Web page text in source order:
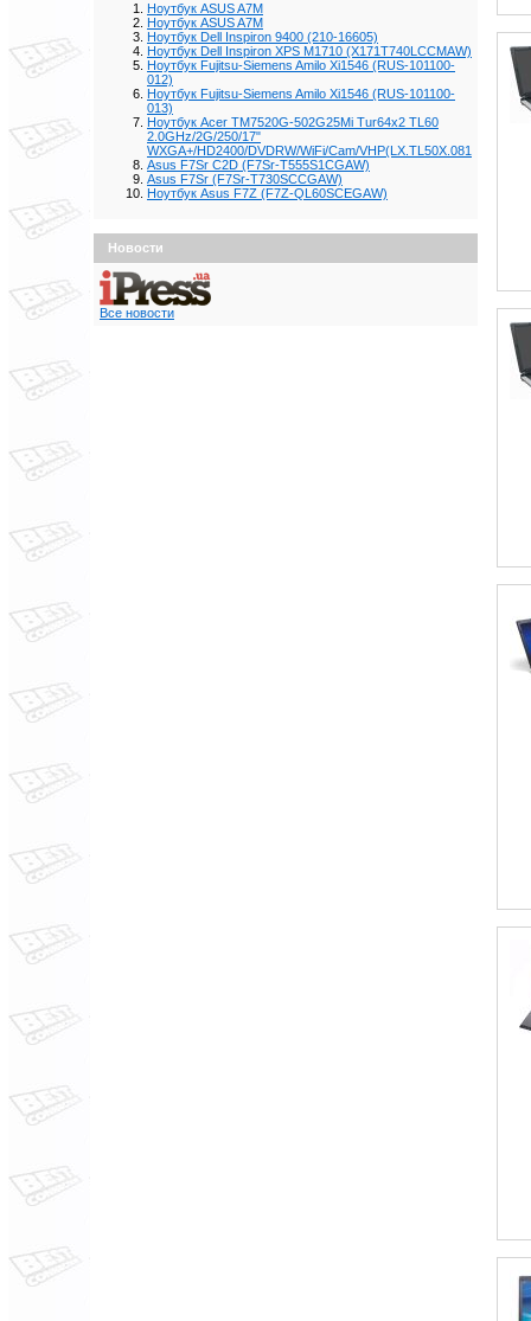
Ноутбук ASUS A7M
Ноутбук ASUS A7M
Ноутбук Dell Inspiron 9400 (210-16605)
Ноутбук Dell Inspiron XPS M1710 (X171T740LCCMAW)
Ноутбук Fujitsu-Siemens Amilo Xi1546 (RUS-101100-
012)
Ноутбук Fujitsu-Siemens Amilo Xi1546 (RUS-101100-
013)
Ноутбук Acer TM7520G-502G25Mi Tur64x2 TL60
2.0GHz/2G/250/17"
WXGA+/HD2400/DVDRW/WiFi/Cam/VHP(LX.TL50X.081
Asus F7Sr C2D (F7Sr-T555S1CGAW)
Asus F7Sr (F7Sr-T730SCCGAW)
Ноутбук Asus F7Z (F7Z-QL60SCEGAW)
Новости
Все новости